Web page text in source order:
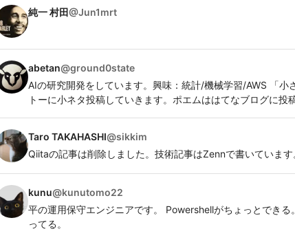
純一 村田@Jun1mrt
abetan@ground0state
AIの研究開発をしています。興味：統計/機械学習/AWS 「小
トーに小ネタ投稿していきます。ポエムははてなブログに投
Taro TAKAHASHI@sikkim
Qiitaの記事は削除しました。技術記事はZennで書いていま
kunu@kunutomo22
平の運用保守エンジニアです。 Powershellがちょっとでき
ってる。